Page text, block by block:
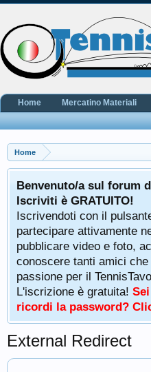
Home
Benvenuto/a sul forum
Iscriviti è GRATUITO!
Iscrivendoti con il
partecipare attivamente
pubblicare video e foto,
conoscere tanti amici
passione per il
L'iscrizione è gratuita!
ricordi la password?
External Redirect
Home Mercatino Materiali